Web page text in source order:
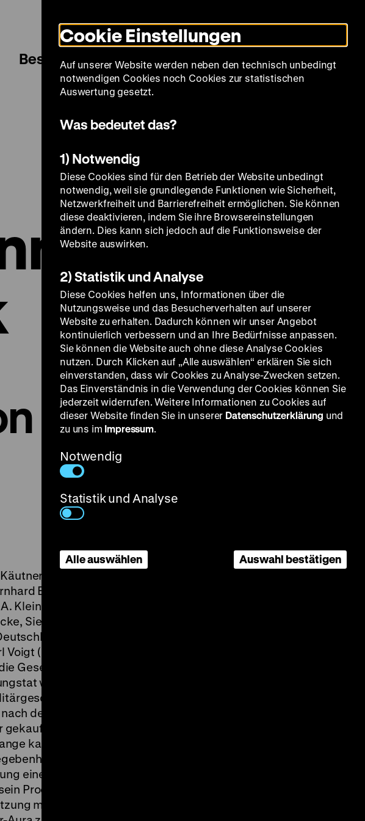
Modus
umschalten
Sprache
Besuch Spielplan Filmreihen Über uns
und Carl
Eichhorn, D:
Kleinau, Ilse
Siegfried Lowitz,
vor der
(Heinz Rühmann)
Gesellschaft
wird Voigt wieder
und
der erneuten
kann der Bluff
sah Käutner
eine satirische
Produzent Walter
mit
Cookie Einstellungen
Auf unserer Website werden neben den technisch unbedingt
notwendigen Cookies noch Cookies zur statistischen
Auswertung gesetzt.
Was bedeutet das?
1) Notwendig
Diese Cookies sind für den Betrieb der Website unbedingt
notwendig, weil sie grundlegende Funktionen wie Sicherheit,
Netzwerkfreiheit und Barrierefreiheit ermöglichen. Sie können
diese deaktivieren, indem Sie ihre Browsereinstellungen
ändern. Dies kann sich jedoch auf die Funktionsweise der
Website auswirken.
2) Statistik und Analyse
Diese Cookies helfen uns, Informationen über die
Nutzungsweise und das Besucherverhalten auf unserer
Website zu erhalten. Dadurch können wir unser Angebot
kontinuierlich verbessern und an Ihre Bedürfnisse anpassen.
Sie können die Website auch ohne diese Analyse Cookies
nutzen. Durch Klicken auf „Alle auswählen“ erklären Sie sich
einverstanden, dass wir Cookies zu Analyse-Zwecken setzen.
Das Einverständnis in die Verwendung der Cookies können Sie
jederzeit widerrufen. Weitere Informationen zu Cookies auf
dieser Website finden Sie in unserer Datenschutzerklärung und
zu uns im Impressum.
Notwendig
Statistik und Analyse
Alle auswählen Auswahl bestätigen